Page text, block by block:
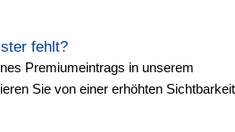
fehlt?
Premiumeintrags in unserem
Sie von einer erhöhten Sichtbarkeit